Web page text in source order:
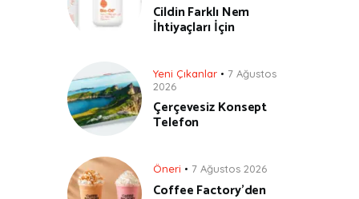
Cildin Farklı Nem
İhtiyaçları İçin
Yeni Çıkanlar
7 Ağustos
2026
Çerçevesiz Konsept
Telefon
Öneri 7 Ağustos 2026
Coffee Factory’den